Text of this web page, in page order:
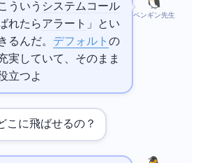
ペンギン先生
ういう システムコール
れたらアラート 」とい
るんだ。 デフォルト の
実していて、そのまま
立つよ
こに飛ばせるの？